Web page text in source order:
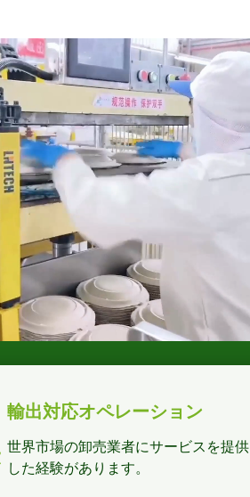
輸出対応オペレーション
世界市場の卸売業者にサービスを提供
した経験があります。